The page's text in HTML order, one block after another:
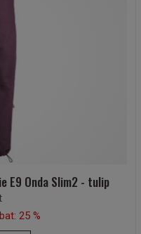
E9 Onda Slim2 - tulip
25 %